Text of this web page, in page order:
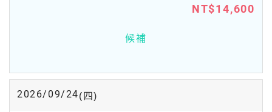
NT$14,600
候補
2026/09/24(四)